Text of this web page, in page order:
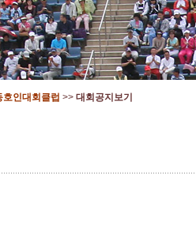
호인대회클럽 >> 대회공지보기